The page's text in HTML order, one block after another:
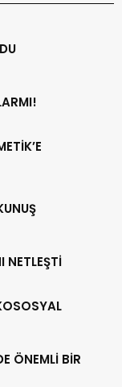
NETLEŞTİ
ÖNEMLİ BİR